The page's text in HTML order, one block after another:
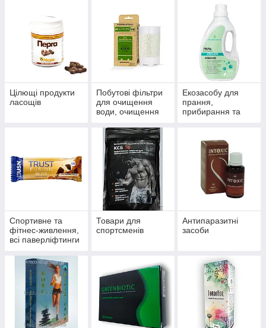
Цілющі продукти
ласощів
Побутові фільтри
для очищення
води, очищення
водопостачання й
опалення
Екозасобу для
прання,
прибирання та
Спортивне та
фітнес-живлення,
всі паверліфтинги
тренажери, одяг
Товари для
спортсменів
Антипаразитні
засоби